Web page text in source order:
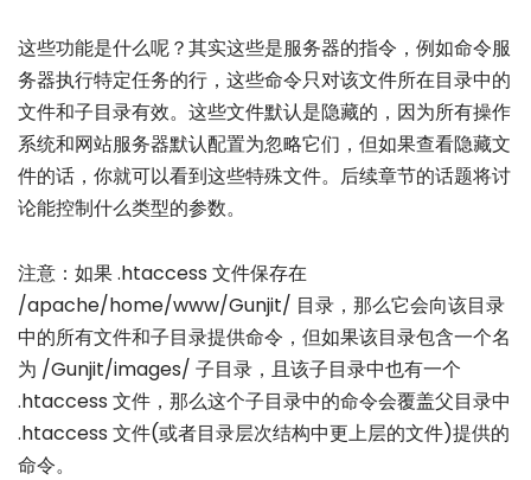
这些功能是什么呢？其实这些是服务器的指令，例如命令服
务器执行特定任务的行，这些命令只对该文件所在目录中的
文件和子目录有效。这些文件默认是隐藏的，因为所有操作
系统和网站服务器默认配置为忽略它们，但如果查看隐藏文
件的话，你就可以看到这些特殊文件。后续章节的话题将讨
论能控制什么类型的参数。
注意：如果 .htaccess 文件保存在
/apache/home/www/Gunjit/ 目录，那么它会向该目录
中的所有文件和子目录提供命令，但如果该目录包含一个名
为 /Gunjit/images/ 子目录，且该子目录中也有一个
.htaccess 文件，那么这个子目录中的命令会覆盖父目录中
.htaccess 文件(或者目录层次结构中更上层的文件)提供的
命令。